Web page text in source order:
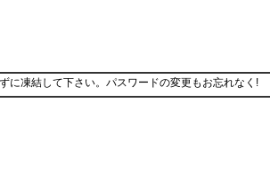
に凍結して下さい。パスワードの変更もお忘れなく!